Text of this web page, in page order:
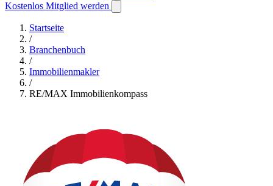
Kostenlos Mitglied werden
Startseite
/
Branchenbuch
/
Immobilienmakler
/
RE/MAX Immobilienkompass